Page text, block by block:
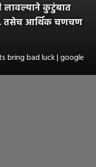
लावल्याने कुटुंबात
तसेच आर्थिक चणचण
bring bad luck | google